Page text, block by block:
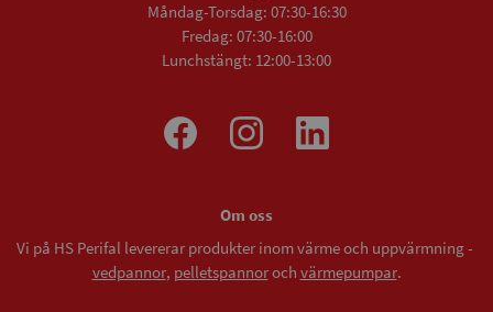
Måndag-Torsdag: 07:30-16:30
Fredag: 07:30-16:00
Lunchstängt: 12:00-13:00
Om oss
Vi på HS Perifal levererar produkter inom värme och uppvärmning -
vedpannor, pelletspannoroch värmepumpar.